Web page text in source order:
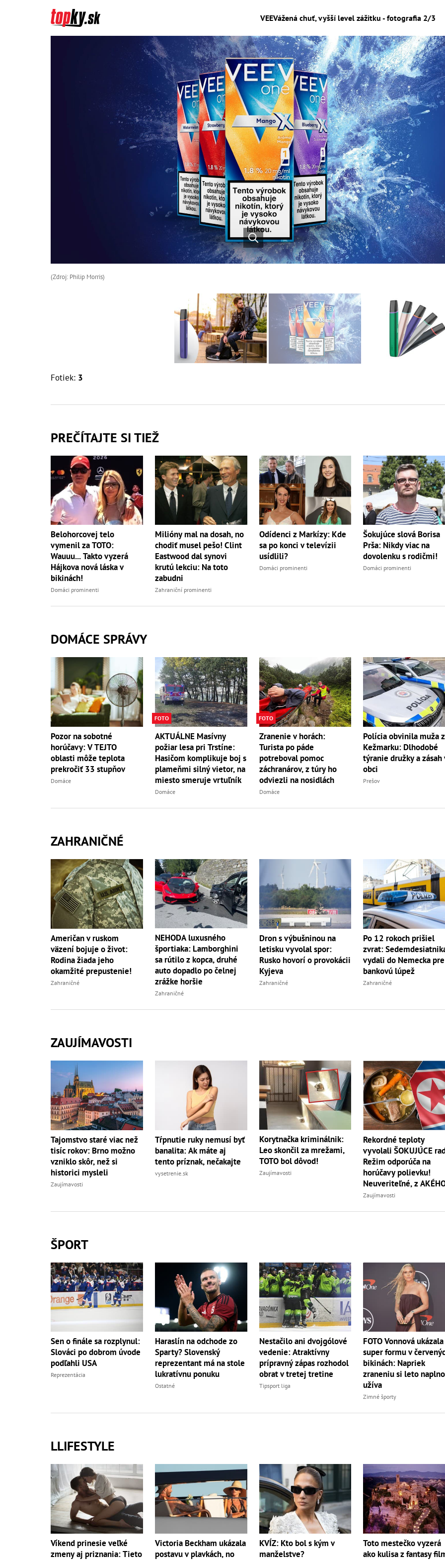
VEEVážená chuť, vyšší level zážitku - fotografia 2/3
(Zdroj: Philip Morris)
Fotiek: 3
PREČÍTAJTE SI TIEŽ
Belohorcovej telo
vymenil za TOTO:
Wauuu... Takto vyzerá
Hájkova nová láska v
bikinách!
Domáci prominenti
Milióny mal na dosah, no
chodiť musel pešo! Clint
Eastwood dal synovi
krutú lekciu: Na toto
zabudni
Zahraniční prominenti
Odídenci z Markízy: Kde
sa po konci v televízii
usídlili?
Domáci prominenti
Šokujúce slová Borisa
Prša: Nikdy viac na
dovolenku s rodičmi!
Domáci prominenti
DOMÁCE SPRÁVY
Pozor na sobotné
horúčavy: V TEJTO
oblasti môže teplota
prekročiť 33 stupňov
Domáce
FOTO
AKTUÁLNE Masívny
požiar lesa pri Trstíne:
Hasičom komplikuje boj s
plameňmi silný vietor, na
miesto smeruje vrtuľník
Domáce
FOTO
Zranenie v horách:
Turista po páde
potreboval pomoc
záchranárov, z túry ho
odviezli na nosidlách
Domáce
Polícia obvinila muža z
Kežmarku: Dlhodobé
týranie družky a zásah
obci
Prešov
ZAHRANIČNÉ
Američan v ruskom
väzení bojuje o život:
Rodina žiada jeho
okamžité prepustenie!
Zahraničné
NEHODA luxusného
športiaka: Lamborghini
sa rútilo z kopca, druhé
auto dopadlo po čelnej
zrážke horšie
Zahraničné
Dron s výbušninou na
letisku vyvolal spor:
Rusko hovorí o provokácii
Kyjeva
Zahraničné
Po 12 rokoch prišiel
zvrat:
vydali do Nemecka pre
bankovú lúpež
Zahraničné
ZAUJÍMAVOSTI
Tajomstvo staré viac než
tisíc rokov: Brno možno
vzniklo skôr, než si
historici mysleli
Zaujímavosti
Tŕpnutie ruky nemusí byť
banalita: Ak máte aj
tento príznak, nečakajte
vysetrenie.sk
Korytnačka kriminálnik:
Leo skončil za mrežami,
TOTO bol dôvod!
Zaujímavosti
Rekordné teploty
vyvolali ŠOKUJÚCE
Režim odporúča na
horúčavy polievku!
Neuveriteľné, z
zvierata
Zaujímavosti
ŠPORT
Sen o finále sa rozplynul:
Slováci po dobrom úvode
podľahli USA
Reprezentácia
Haraslín na odchode zo
Sparty? Slovenský
reprezentant má na stole
lukratívnu ponuku
Ostatné
Nestačilo ani dvojgólové
vedenie: Atraktívny
prípravný zápas rozhodol
obrat v tretej tretine
Tipsport liga
FOTO Vonnová ukázala
super formu v
bikinách: Napriek
zraneniu si leto naplno
užíva
Zimné športy
LLIFESTYLE
Víkend prinesie veľké
zmeny aj priznania: Tieto
Victoria Beckham ukázala
postavu v plavkách, no
KVÍZ: Kto bol s kým v
manželstve?
Toto mestečko vyzerá
ako kulisa z fantasy